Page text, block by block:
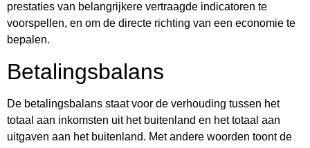
prestaties van belangrijkere vertraagde indicatoren te
voorspellen, en om de directe richting van een economie te
bepalen.
Betalingsbalans
De betalingsbalans staat voor de verhouding tussen het
totaal aan inkomsten uit het buitenland en het totaal aan
uitgaven aan het buitenland. Met andere woorden toont de